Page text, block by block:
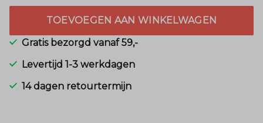
TOEVOEGEN AAN WINKELWAGEN
Gratis bezorgd vanaf 59,-
Levertijd 1-3 werkdagen
14 dagen retourtermijn